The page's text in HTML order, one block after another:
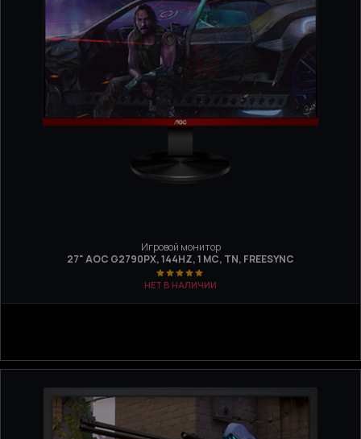
Игровой монитор
27" AOC G2790PX, 144HZ, 1 МС, TN, FREESYNC
НЕТ В НАЛИЧИИ